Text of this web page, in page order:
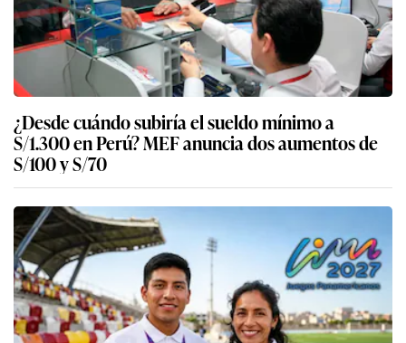
¿Desde cuándo subiría el sueldo mínimo a
S/1.300 en Perú? MEF anuncia dos aumentos de
S/100 y S/70